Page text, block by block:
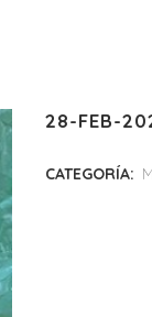
28-FEB-
CATEGORÍA: